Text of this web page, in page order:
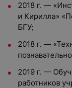
2018 г. —
и Кирилла»
БГУ;
2018 г. —
2019 г. —
работников